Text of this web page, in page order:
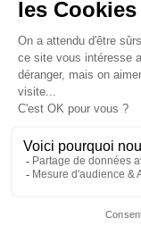
Pour toute
CGU /